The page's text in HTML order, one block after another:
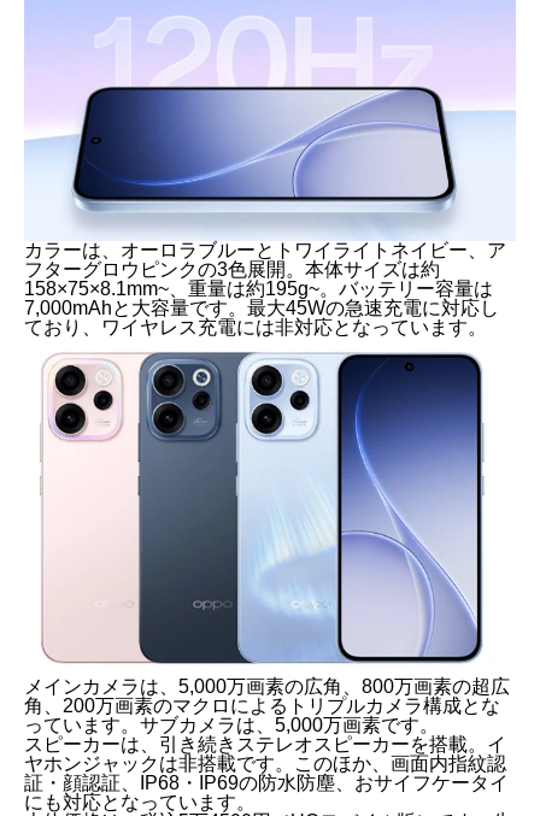
カラーは、オーロラブルーとトワイライトネイビー、ア
フターグロウピンクの3色展開。本体サイズは約
158×75×8.1mm~、重量は約195g~。バッテリー容量は
7,000mAhと大容量です。最大45Wの急速充電に対応し
ており、ワイヤレス充電には非対応となっています。
メインカメラは、5,000万画素の広角、800万画素の超広
角、200万画素のマクロによるトリプルカメラ構成とな
っています。サブカメラは、5,000万画素です。
スピーカーは、引き続きステレオスピーカーを搭載。イ
ヤホンジャックは非搭載です。このほか、画面内指紋認
証・顔認証、IP68・IP69の防水防塵、おサイフケータイ
にも対応となっています。